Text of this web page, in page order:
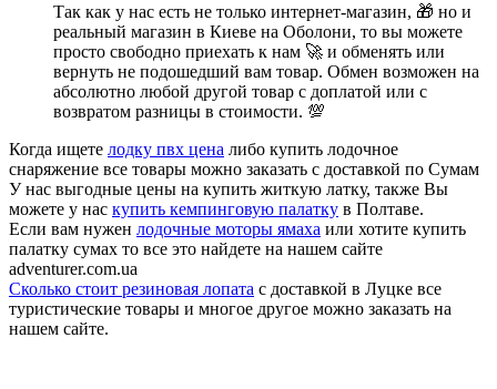
Так как у нас есть не только интернет-магазин, 🎁 но и
реальный магазин в Киеве на Оболони, то вы можете
просто свободно приехать к нам 🚀 и обменять или
вернуть не подошедший вам товар. Обмен возможен на
абсолютно любой другой товар с доплатой или с
возвратом разницы в стоимости. 💯
Когда ищете лодку пвх цена либо купить лодочное
снаряжение все товары можно заказать с доставкой по Сумам
У нас выгодные цены на купить житкую латку, также Вы
можете у нас купить кемпинговую палатку в Полтаве.
Если вам нужен лодочные моторы ямаха или хотите купить
палатку сумах то все это найдете на нашем сайте
adventurer.com.ua
Сколько стоит резиновая лопата с доставкой в Луцке все
туристические товары и многое другое можно заказать на
нашем сайте.